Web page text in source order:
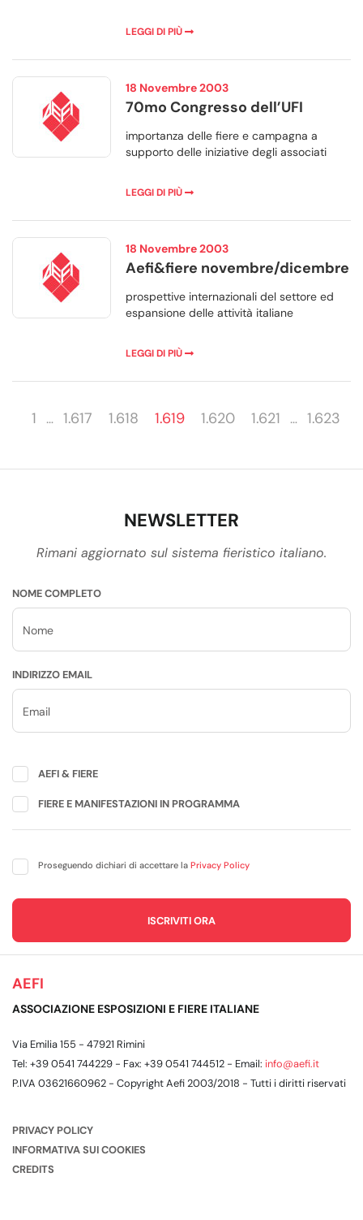
LEGGI DI PIÙ
18 Novembre 2003
70mo Congresso dell’UFI
importanza delle fiere e campagna a
supporto delle iniziative degli associati
LEGGI DI PIÙ
18 Novembre 2003
Aefi&fiere novembre/dicembre
prospettive internazionali del settore ed
espansione delle attività italiane
LEGGI DI PIÙ
1 … 1.617 1.618 1.619 1.620 1.621 … 1.623
NEWSLETTER
Rimani aggiornato sul sistema fieristico italiano.
NOME COMPLETO
INDIRIZZO EMAIL
AEFI & FIERE
FIERE E MANIFESTAZIONI IN PROGRAMMA
Proseguendo dichiari di accettare la Privacy Policy
AEFI
ASSOCIAZIONE ESPOSIZIONI E FIERE ITALIANE
Via Emilia 155 - 47921 Rimini
Tel: +39 0541 744229 - Fax: +39 0541 744512 - Email: info@aefi.it
P.IVA 03621660962 - Copyright Aefi 2003/2018 - Tutti i diritti riservati
PRIVACY POLICY
INFORMATIVA SUI COOKIES
CREDITS